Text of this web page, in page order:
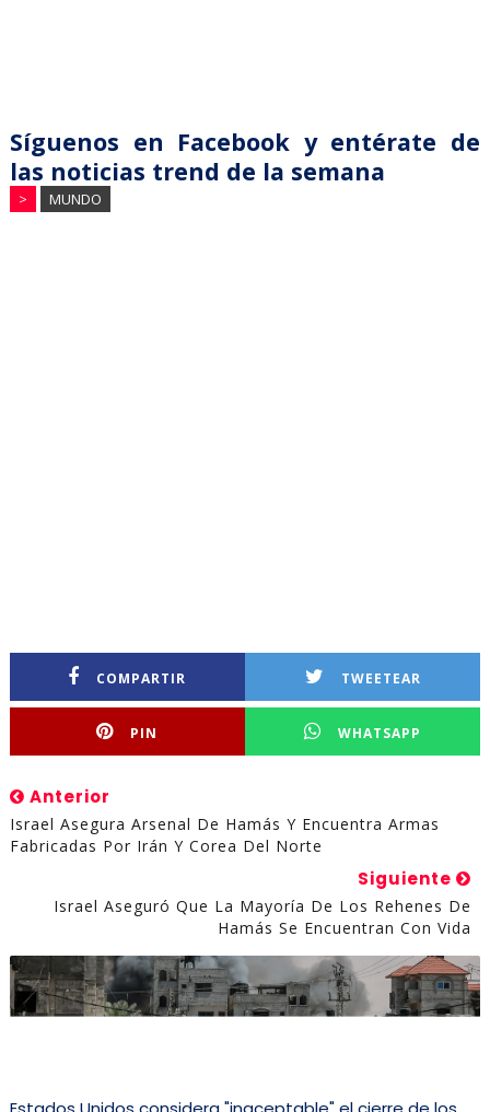
Síguenos en Facebook y entérate de
las noticias trend de la semana
> MUNDO
COMPARTIR TWEETEAR
PIN WHATSAPP
Anterior
Israel Asegura Arsenal De Hamás Y Encuentra Armas
Fabricadas Por Irán Y Corea Del Norte
Siguiente
Israel Aseguró Que La Mayoría De Los Rehenes De
Hamás Se Encuentran Con Vida